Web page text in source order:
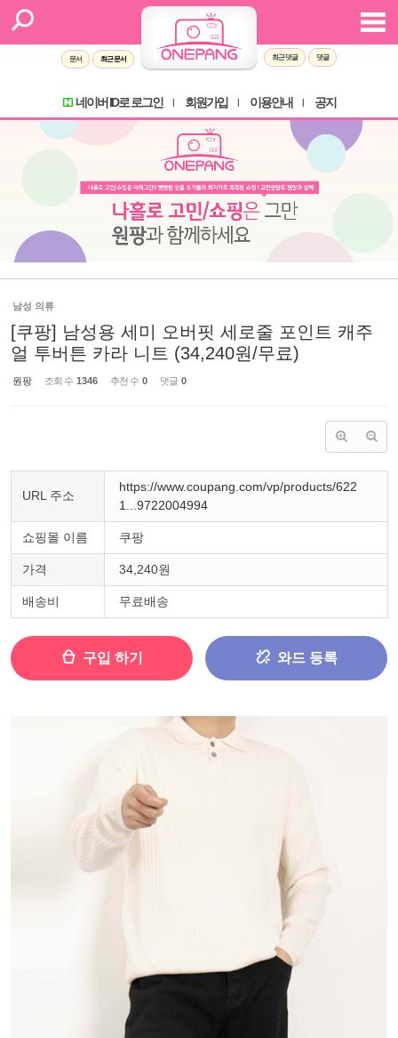
문서 최근 문서 최근 댓글 댓글
네이버 ID로 로그인 회원가입 이용안내 공지
남성 의류
[쿠팡] 남성용 세미 오버핏 세로줄 포인트 캐주
얼 투버튼 카라 니트 (34,240원/무료)
원팡 조회 수 1346 추천 수 0 댓글 0
URL 주소
https://www.coupang.com/vp/products/622
1...9722004994
쇼핑몰 이름 쿠팡
가격 34,240원
배송비 무료배송
구입 하기 와드 등록